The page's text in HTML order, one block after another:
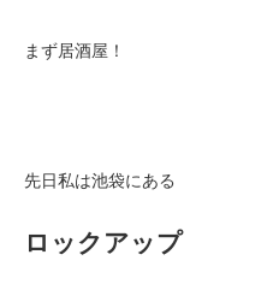
まず居酒屋！
先日私は池袋にある
ロックアップ